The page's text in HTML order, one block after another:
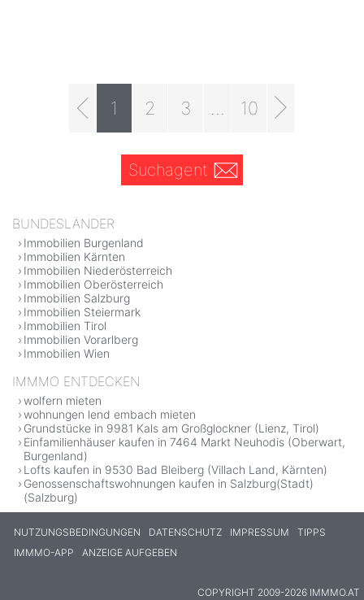
1 2 3 10
Suchagent
BUNDESLÄNDER
Immobilien Burgenland
Immobilien Kärnten
Immobilien Niederösterreich
Immobilien Oberösterreich
Immobilien Salzburg
Immobilien Steiermark
Immobilien Tirol
Immobilien Vorarlberg
Immobilien Wien
IMMMO ENTDECKEN
wolfern mieten
wohnungen lend embach mieten
Grundstücke in 9981 Kals am Großglockner (Lienz, Tirol)
Einfamilienhäuser kaufen in 7464 Markt Neuhodis (Oberwart,
Burgenland)
Lofts kaufen in 9530 Bad Bleiberg (Villach Land, Kärnten)
Genossenschaftswohnungen kaufen in Salzburg(Stadt)
(Salzburg)
NUTZUNGSBEDINGUNGEN DATENSCHUTZ IMPRESSUM
TIPPS
IMMMO-APP
ANZEIGE AUFGEBEN
COPYRIGHT 2009-2026 IMMMO.AT